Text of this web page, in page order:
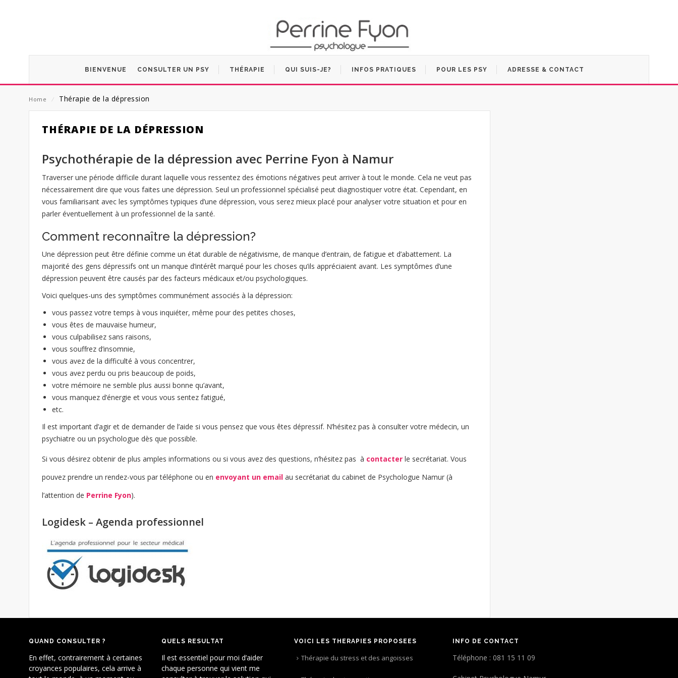
BIENVENUE CONSULTER UN PSY THÉRAPIE QUI SUIS-JE? INFOS PRATIQUES POUR LES PSY ADRESSE & CONTACT
Home ⁄ Thérapie de la dépression
THÉRAPIE DE LA DÉPRESSION
Psychothérapie de la dépression avec Perrine Fyon à Namur
Traverser une période difficile durant laquelle vous ressentez des émotions négatives peut arriver à tout le monde. Cela ne veut pas
nécessairement dire que vous faites une dépression. Seul un professionnel spécialisé peut diagnostiquer votre état. Cependant, en
vous familiarisant avec les symptômes typiques d’une dépression, vous serez mieux placé pour analyser votre situation et pour en
parler éventuellement à un professionnel de la santé.
Comment reconnaître la dépression?
Une dépression peut être définie comme un état durable de négativisme, de manque d’entrain, de fatigue et d’abattement. La
majorité des gens dépressifs ont un manque d’intérêt marqué pour les choses qu’ils appréciaient avant. Les symptômes d’une
dépression peuvent être causés par des facteurs médicaux et/ou psychologiques.
Voici quelques-uns des symptômes communément associés à la dépression:
vous passez votre temps à vous inquiéter, même pour des petites choses,
vous êtes de mauvaise humeur,
vous culpabilisez sans raisons,
vous souffrez d’insomnie,
vous avez de la difficulté à vous concentrer,
vous avez perdu ou pris beaucoup de poids,
votre mémoire ne semble plus aussi bonne qu’avant,
vous manquez d’énergie et vous vous sentez fatigué,
etc.
Il est important d’agir et de demander de l’aide si vous pensez que vous êtes dépressif. N’hésitez pas à consulter votre médecin, un
psychiatre ou un psychologue dès que possible.
Si vous désirez obtenir de plus amples informations ou si vous avez des questions, n’hésitez pas à contacter le secrétariat. Vous
pouvez prendre un rendez-vous par téléphone ou en envoyant un email au secrétariat du cabinet de Psychologue Namur (à
l’attention de Perrine Fyon).
Logidesk – Agenda professionnel
QUAND CONSULTER ?
En effet, contrairement à certaines
croyances populaires, cela arrive à
QUELS RÉSULTAT
Il est essentiel pour moi d’aider
chaque personne qui vient me
VOICI LES THÉRAPIES PROPOSÉES
Thérapie du stress et des angoisses
INFO DE CONTACT
Téléphone : 081 15 11 09